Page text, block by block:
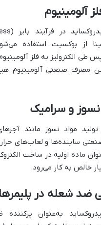
از بوکسیت استفاده
طی الکترولیز به فلز
مصرف صنعتی آلومینیوم
مواد نسوز مانند
ساینده‌ها و لعاب‌های
ماده اولیه در ساخت
خالص به کار می‌رود.